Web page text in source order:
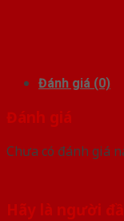
Đánh giá (0)
Đánh giá
Chưa có đánh giá
Hãy là người